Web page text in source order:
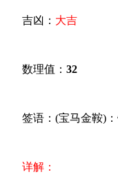
吉凶： 大吉
数理值： 32
签语：(宝马金鞍)：
详解：